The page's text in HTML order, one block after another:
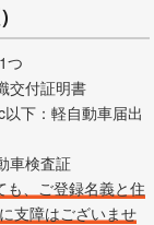
つ
交付証明書
以下：軽自動車届出
車検査証
も、ご登録名義と住
支障はございませ